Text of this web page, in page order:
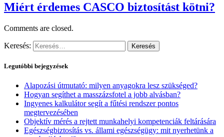
Miért érdemes CASCO biztosítást kötni?
Comments are closed.
Keresés:
Legutóbbi bejegyzések
Alapozási útmutató: milyen anyagokra lesz szükséged?
Hogyan segíthet a masszázsfotel a jobb alvásban?
Ingyenes kalkulátor segít a fűtési rendszer pontos
megtervezésében
Objektív mérés a rejtett munkahelyi kompetenciák feltárására
Egészségbiztosítás vs. állami egészségügy: mit nyerhetünk a